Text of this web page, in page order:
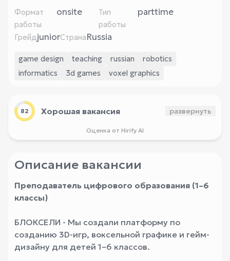
Формат
работы
onsite
Тип
работы
parttime
ГрейдjuniorСтранаRussia
game design teaching russian
robotics
informatics
3d games voxel graphics
82 Хорошая вакансия развернуть
Оценка от Hirify AI
Описание вакансии
Преподаватель цифрового образования (1–6
классы)
БЛОКСЕЛИ - Мы создали платформу по
созданию 3D-игр, воксельной графике и гейм-
дизайну для детей 1–6 классов.